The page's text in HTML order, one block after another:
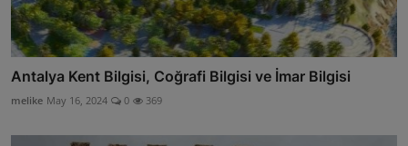
Antalya Kent Bilgisi, Coğrafi Bilgisi ve İmar Bilgisi
melike May 16, 2024 0 369